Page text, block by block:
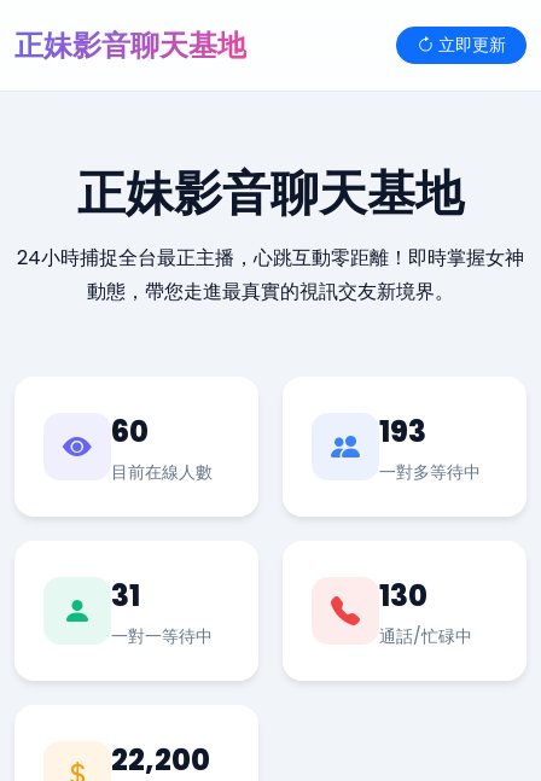
正妹影音聊天基地 立即更新
正妹影音聊天基地
24小時捕捉全台最正主播，心跳互動零距離！即時掌握女神
動態，帶您走進最真實的視訊交友新境界。
60
目前在線人數
193
一對多等待中
31
一對一等待中
130
通話/忙碌中
22,200